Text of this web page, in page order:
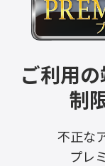
ご利用
制
不正な
プレ